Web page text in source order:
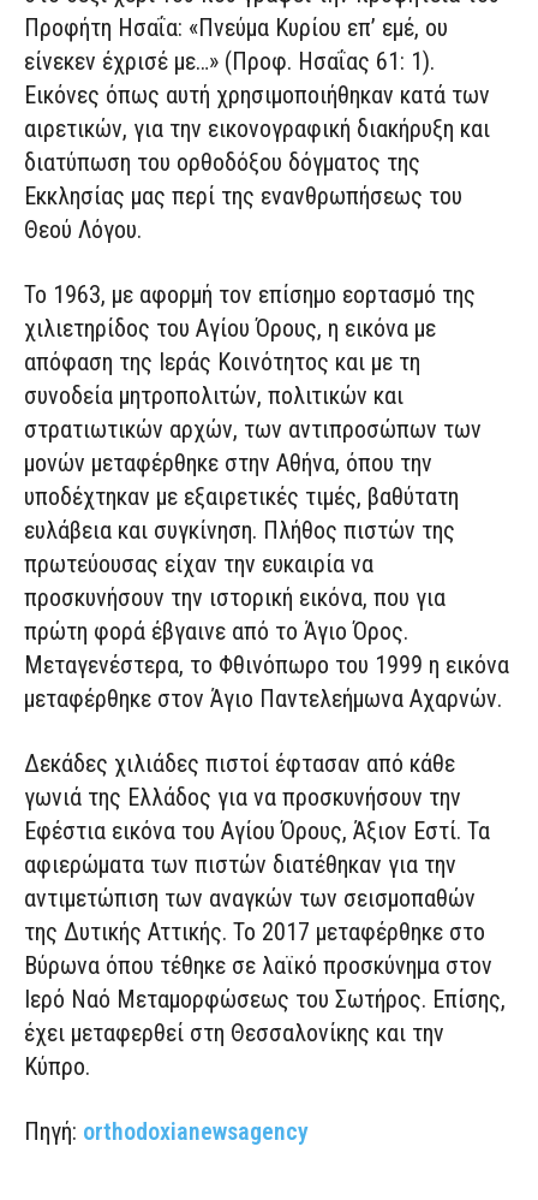
Προφήτη Ησαΐα: «Πνεύμα Κυρίου επ’ εμέ, ου
είνεκεν έχρισέ με…» (Προφ. Ησαΐας 61: 1).
Εικόνες όπως αυτή χρησιμοποιήθηκαν κατά των
αιρετικών, για την εικονογραφική διακήρυξη και
διατύπωση του ορθοδόξου δόγματος της
Εκκλησίας μας περί της ενανθρωπήσεως του
Θεού Λόγου.
Το 1963, με αφορμή τον επίσημο εορτασμό της
χιλιετηρίδος του Αγίου Όρους, η εικόνα με
απόφαση της Ιεράς Κοινότητος και με τη
συνοδεία μητροπολιτών, πολιτικών και
στρατιωτικών αρχών, των αντιπροσώπων των
μονών μεταφέρθηκε στην Αθήνα, όπου την
υποδέχτηκαν με εξαιρετικές τιμές, βαθύτατη
ευλάβεια και συγκίνηση. Πλήθος πιστών της
πρωτεύουσας είχαν την ευκαιρία να
προσκυνήσουν την ιστορική εικόνα, που για
πρώτη φορά έβγαινε από το Άγιο Όρος.
Μεταγενέστερα, το Φθινόπωρο του 1999 η εικόνα
μεταφέρθηκε στον Άγιο Παντελεήμωνα Αχαρνών.
Δεκάδες χιλιάδες πιστοί έφτασαν από κάθε
γωνιά της Ελλάδος για να προσκυνήσουν την
Εφέστια εικόνα του Αγίου Όρους, Άξιον Εστί. Τα
αφιερώματα των πιστών διατέθηκαν για την
αντιμετώπιση των αναγκών των σεισμοπαθών
της Δυτικής Αττικής. Το 2017 μεταφέρθηκε στο
Βύρωνα όπου τέθηκε σε λαϊκό προσκύνημα στον
Ιερό Ναό Μεταμορφώσεως του Σωτήρος. Επίσης,
έχει μεταφερθεί στη Θεσσαλονίκης και την
Κύπρο.
Πηγή: orthodoxianewsagency